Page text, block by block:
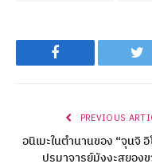
Facebook
PREVIOUS
อนิเมะในตำนานของ “จุนจิ อิ
ปรมาจารย์มังงะสยอง